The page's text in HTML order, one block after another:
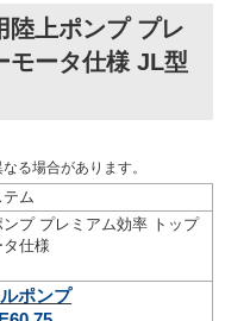
陸上ポンプ プレ
モータ仕様 JL型
る場合があります。
テム
プ プレミアム効率 トップ
仕様
ポンプ